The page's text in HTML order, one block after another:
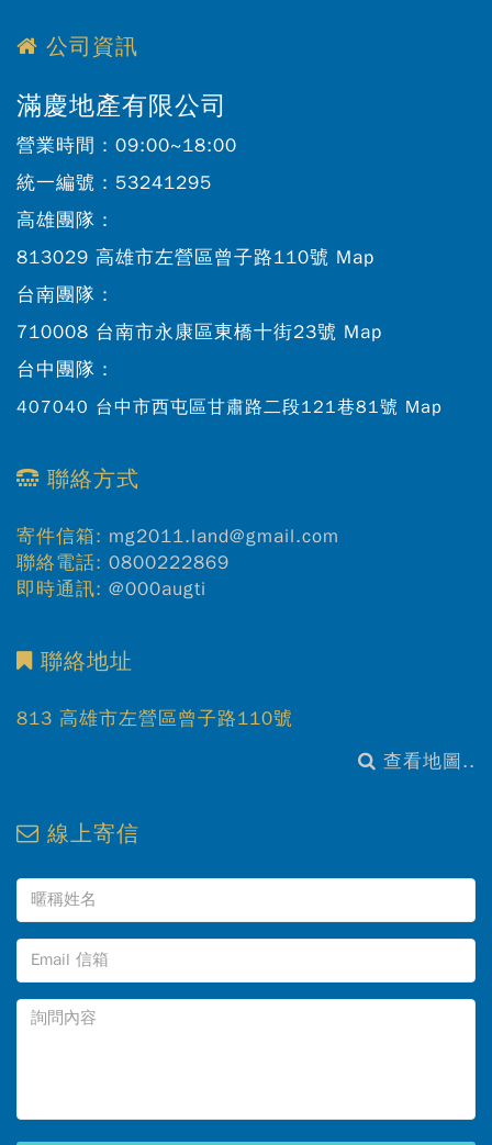
公司資訊
滿慶地產有限公司
營業時間： 09:00~18:00
統一編號： 53241295
高雄團隊：
813029 高雄市左營區曾子路110號 Map
台南團隊：
710008 台南市永康區東橋十街23號 Map
台中團隊：
407040 台中市西屯區甘肅路二段121巷81號 Map
聯絡方式
寄件信箱: mg2011.land@gmail.com
聯絡電話: 0800222869
即時通訊: @000augti
聯絡地址
813 高雄市左營區曾子路110號
查看地圖..
線上寄信